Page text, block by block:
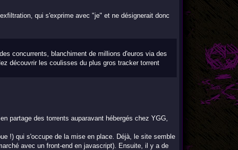
qui s'exprime avec "je" et ne désignerait donc
concurrents, blanchiment de millions d'euros via des
découvrir les coulisses du plus gros tracker torrent
partage des torrents auparavant hébergés chez YGG,
!) qui s'occupe de la mise en place. Déjà, le site semble
avec un front-end en javascript). Ensuite, il y a de